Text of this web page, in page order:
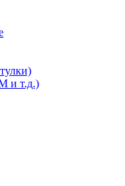
и т.д.)